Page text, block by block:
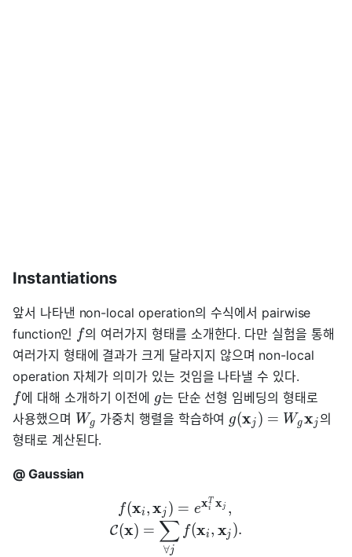
Instantiations
앞서 나타낸 non-local operation의 수식에서 pairwise
function인 f의 여러가지 형태를 소개한다. 다만 실험을 통해
여러가지 형태에 결과가 크게 달라지지 않으며 non-local
operation 자체가 의미가 있는 것임을 나타낼 수 있다.
f에 대해 소개하기 이전에 g는 단순 선형 임베딩의 형태로
사용했으며 Wg 가중치 행렬을 학습하여 g(xj ) = Wgxj 의
형태로 계산된다.
@ Gaussian
f(xi ,xj ) = exi
T xj ,
C(x) =
∀j
∑ f(xi , xj ).